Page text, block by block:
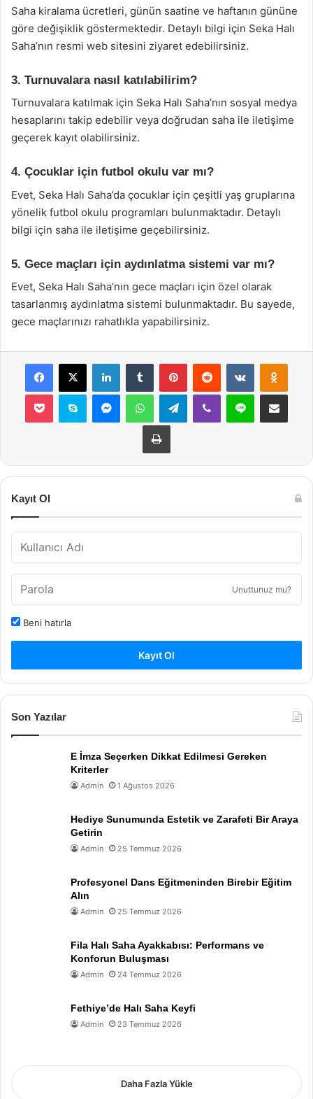
Saha kiralama ücretleri, günün saatine ve haftanın gününe
göre değişiklik göstermektedir. Detaylı bilgi için Seka Halı
Saha’nın resmi web sitesini ziyaret edebilirsiniz.
3. Turnuvalara nasıl katılabilirim?
Turnuvalara katılmak için Seka Halı Saha’nın sosyal medya
hesaplarını takip edebilir veya doğrudan saha ile iletişime
geçerek kayıt olabilirsiniz.
4. Çocuklar için futbol okulu var mı?
Evet, Seka Halı Saha’da çocuklar için çeşitli yaş gruplarına
yönelik futbol okulu programları bulunmaktadır. Detaylı
bilgi için saha ile iletişime geçebilirsiniz.
5. Gece maçları için aydınlatma sistemi var mı?
Evet, Seka Halı Saha’nın gece maçları için özel olarak
tasarlanmış aydınlatma sistemi bulunmaktadır. Bu sayede,
gece maçlarınızı rahatlıkla yapabilirsiniz.
Facebook
X LinkedInTumblr PinterestReddit VKontakte
Pocket Skype MessengerWhatsAppTelegramViber Line E-Posta ile
Yazdır
Kayıt Ol
Unuttunuz mu?
Beni hatırla
Kayıt Ol
Son Yazılar
E İmza Seçerken Dikkat Edilmesi Gereken
Kriterler
Admin 1 Ağustos 2026
Hediye Sunumunda Estetik ve Zarafeti Bir Araya
Getirin
Admin 25 Temmuz 2026
Profesyonel Dans Eğitmeninden Birebir Eğitim
Alın
Admin 25 Temmuz 2026
Fila Halı Saha Ayakkabısı: Performans ve
Konforun Buluşması
Admin 24 Temmuz 2026
Fethiye’de Halı Saha Keyfi
Admin 23 Temmuz 2026
Daha Fazla Yükle